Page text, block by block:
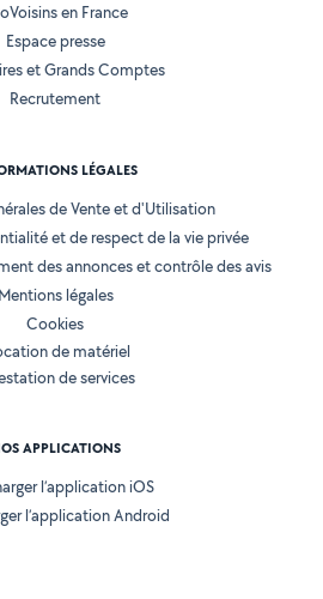
en France
Espace presse
et Grands Comptes
Recrutement
LÉGALES
de Vente et d'Utilisation
et de respect de la vie privée
des annonces et contrôle des avis
Mentions légales
Cookies
de matériel
de services
APPLICATIONS
l’application iOS
l’application Android